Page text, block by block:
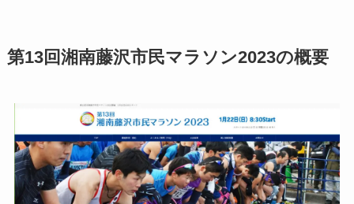
第13回湘南藤沢市民マラソン2023の概要